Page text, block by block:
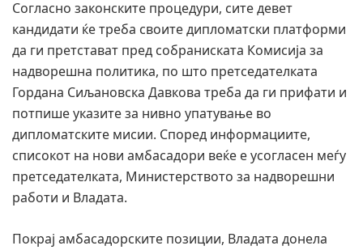
Согласно законските процедури, сите девет
кандидати ќе треба своите дипломатски платформи
да ги претстават пред собраниската Комисија за
надворешна политика, по што претседателката
Гордана Сиљановска Давкова треба да ги прифати и
потпише указите за нивно упатување во
дипломатските мисии. Според информациите,
списокот на нови амбасадори веќе е усогласен меѓу
претседателката, Министерството за надворешни
работи и Владата.
Покрај амбасадорските позиции, Владата донела